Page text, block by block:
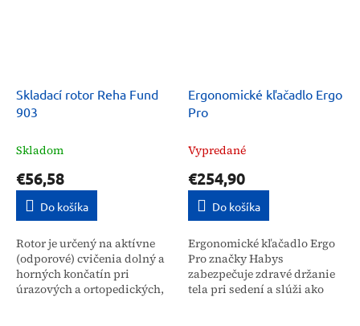
Skladací rotor Reha Fund
903
Skladom
€56,58
Do košíka
Rotor je určený na aktívne
(odporové) cvičenia dolný a
horných končatín pri
úrazových a ortopedických,
Ergonomické kľačadlo Ergo
Pro
Vypredané
€254,90
Do košíka
Ergonomické kľačadlo Ergo
Pro značky Habys
zabezpečuje zdravé držanie
tela pri sedení a slúži ako